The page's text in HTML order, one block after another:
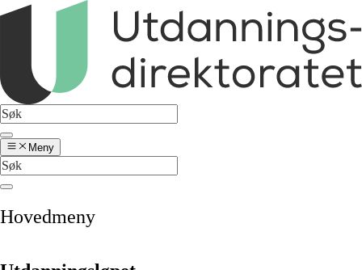
Meny
Hovedmeny